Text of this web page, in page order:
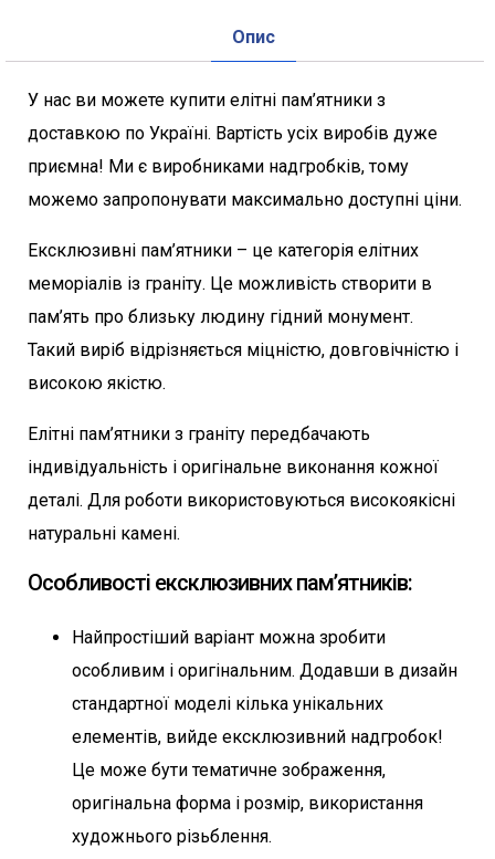
Опис
У нас ви можете купити елітні пам’ятники з
доставкою по Україні. Вартість усіх виробів дуже
приємна! Ми є виробниками надгробків, тому
можемо запропонувати максимально доступні ціни.
Ексклюзивні пам’ятники – це категорія елітних
меморіалів із граніту. Це можливість створити в
пам’ять про близьку людину гідний монумент.
Такий виріб відрізняється міцністю, довговічністю і
високою якістю.
Елітні пам’ятники з граніту передбачають
індивідуальність і оригінальне виконання кожної
деталі. Для роботи використовуються високоякісні
натуральні камені.
Особливості ексклюзивних пам’ятників:
Найпростіший варіант можна зробити
особливим і оригінальним. Додавши в дизайн
стандартної моделі кілька унікальних
елементів, вийде ексклюзивний надгробок!
Це може бути тематичне зображення,
оригінальна форма і розмір, використання
художнього різьблення.